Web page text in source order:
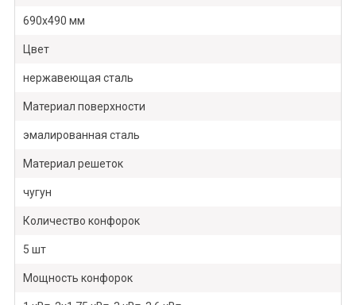
690х490 мм
Цвет
нержавеющая сталь
Материал поверхности
эмалированная сталь
Материал решеток
чугун
Количество конфорок
5 шт
Мощность конфорок